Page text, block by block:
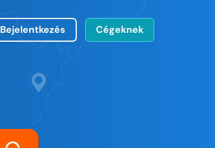
Bejelentkezés Cégeknek